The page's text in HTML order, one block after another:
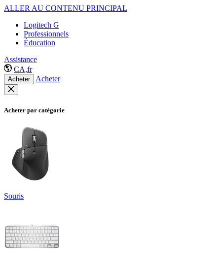
ALLER AU CONTENU PRINCIPAL
Logitech G
Professionnels
Éducation
Assistance
CA,fr
Acheter Acheter
Acheter par catégorie
Souris